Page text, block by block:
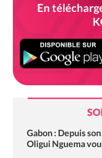
En
Gabon : Depuis
Oligui Nguema